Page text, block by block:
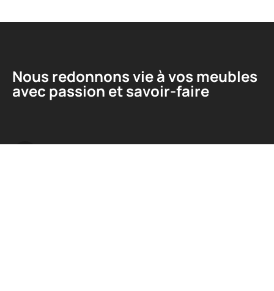
Nous redonnons vie à vos meubles
avec passion et savoir-faire